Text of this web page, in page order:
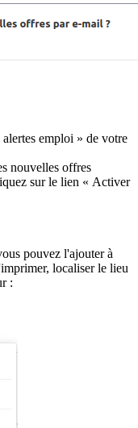
emploi » de votre
nouvelles offres
sur le lien « Activer
pouvez l'ajouter à
localiser le lieu
: